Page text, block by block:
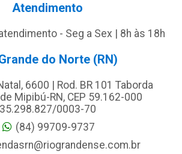
Atendimento
- Seg a Sex | 8h às 18h
do Norte (RN)
6600 | Rod. BR 101 Taborda
Mipibú-RN, CEP 59.162-000
35.298.827/0003-70
(84) 99709-9737